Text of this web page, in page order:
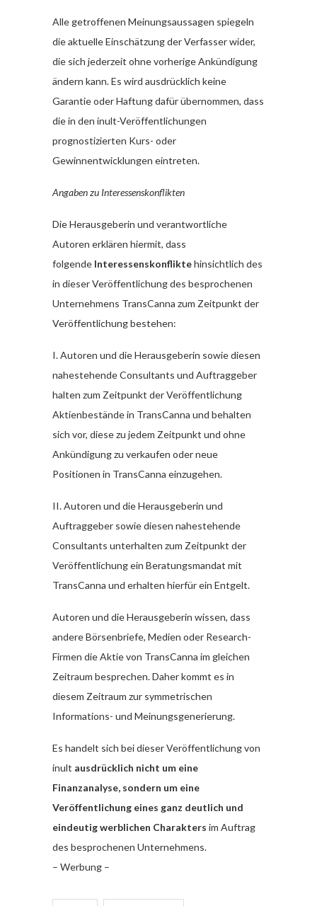
Alle getroffenen Meinungsaussagen spiegeln
die aktuelle Einschätzung der Verfasser wider,
die sich jederzeit ohne vorherige Ankündigung
ändern kann. Es wird ausdrücklich keine
Garantie oder Haftung dafür übernommen, dass
die in den inult-Veröffentlichungen
prognostizierten Kurs- oder
Gewinnentwicklungen eintreten.
Angaben zu Interessenskonflikten
Die Herausgeberin und verantwortliche
Autoren erklären hiermit, dass
folgende Interessenskonfliktehinsichtlich des
in dieser Veröffentlichung des besprochenen
Unternehmens TransCanna zum Zeitpunkt der
Veröffentlichung bestehen:
I. Autoren und die Herausgeberin sowie diesen
nahestehende Consultants und Auftraggeber
halten zum Zeitpunkt der Veröffentlichung
Aktienbestände in TransCanna und behalten
sich vor, diese zu jedem Zeitpunkt und ohne
Ankündigung zu verkaufen oder neue
Positionen in TransCanna einzugehen.
II. Autoren und die Herausgeberin und
Auftraggeber sowie diesen nahestehende
Consultants unterhalten zum Zeitpunkt der
Veröffentlichung ein Beratungsmandat mit
TransCanna und erhalten hierfür ein Entgelt.
Autoren und die Herausgeberin wissen, dass
andere Börsenbriefe, Medien oder Research-
Firmen die Aktie von TransCanna im gleichen
Zeitraum besprechen. Daher kommt es in
diesem Zeitraum zur symmetrischen
Informations- und Meinungsgenerierung.
Es handelt sich bei dieser Veröffentlichung von
inult ausdrücklich nicht um eine
Finanzanalyse, sondern um eine
Veröffentlichung eines ganz deutlich und
eindeutig werblichen Charakters im Auftrag
des besprochenen Unternehmens.
– Werbung –